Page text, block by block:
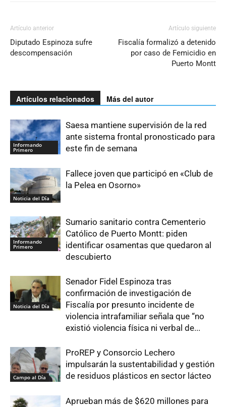
Artículo anterior
Diputado Espinoza sufre
descompensación
Artículo siguiente
Fiscalía formalizó a detenido
por caso de Femicidio en
Puerto Montt
Artículos relacionados Más del autor
Informando
Primero
Saesa mantiene supervisión de la red
ante sistema frontal pronosticado para
este fin de semana
Noticia del Día
Fallece joven que participó en «Club de
la Pelea en Osorno»
Informando
Primero
Sumario sanitario contra Cementerio
Católico de Puerto Montt: piden
identificar osamentas que quedaron al
descubierto
Noticia del Día
Senador Fidel Espinoza tras
confirmación de investigación de
Fiscalía por presunto incidente de
violencia intrafamiliar señala que “no
existió violencia física ni verbal de...
Campo al Día
ProREP y Consorcio Lechero
impulsarán la sustentabilidad y gestión
de residuos plásticos en sector lácteo
Aprueban más de $620 millones para